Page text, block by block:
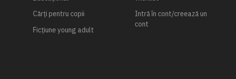
Cărți pentru copii
Ficțiune young adult
Intră în cont/creează un
cont